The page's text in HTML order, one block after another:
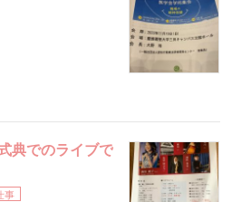
典でのライブで
事